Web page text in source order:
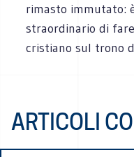
rimasto immutato:
straordinario di
cristiano sul trono
ARTICOLI